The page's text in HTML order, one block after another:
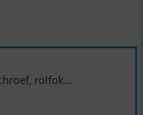
rolfok...